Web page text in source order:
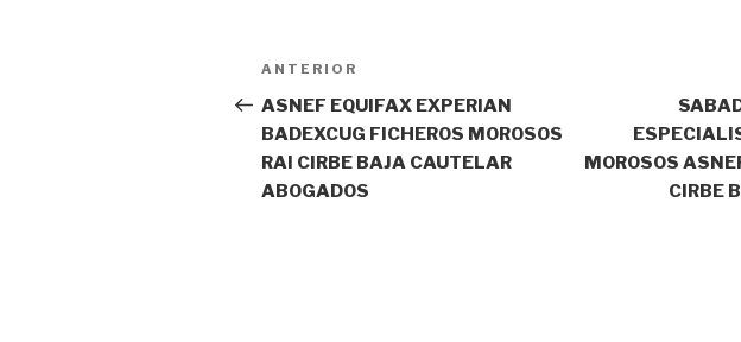
Navegación
de
entradas
Entrada
anterior:
ANTERIOR
ASNEF EQUIFAX EXPERIAN
BADEXCUG FICHEROS MOROSOS
RAI CIRBE BAJA CAUTELAR
ABOGADOS
MOROSOS
CIRBE